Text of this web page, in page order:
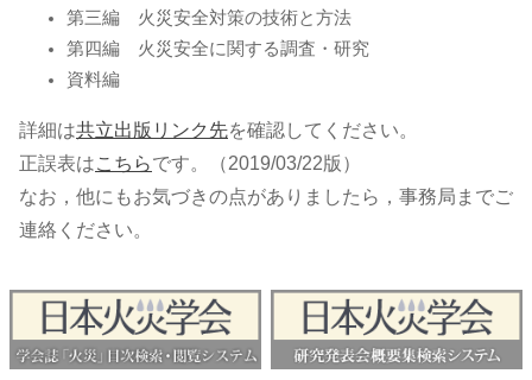
第三編 火災安全対策の技術と方法
第四編 火災安全に関する調査・研究
資料編
詳細は共立出版リンク先を確認してください。
正誤表はこちらです。（2019/03/22版）
なお，他にもお気づきの点がありましたら，事務局までご
連絡ください。